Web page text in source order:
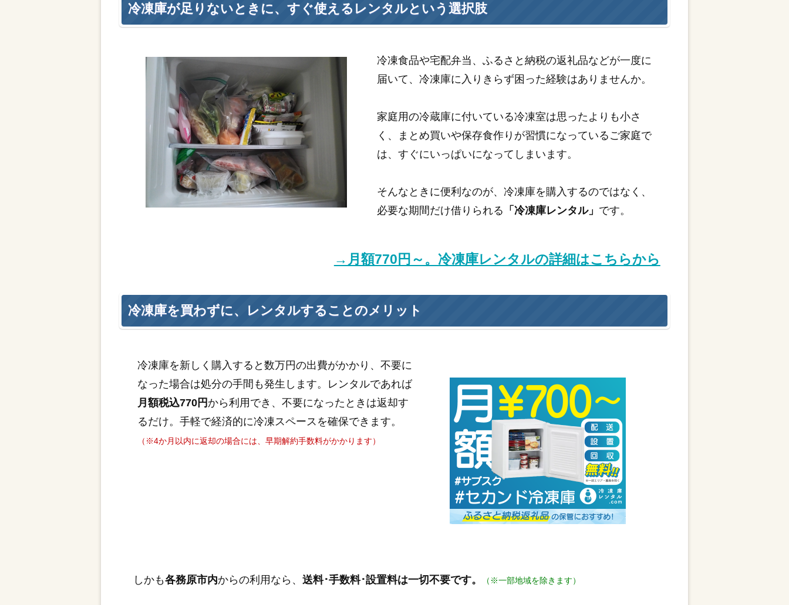
冷凍庫が足りないときに、すぐ使えるレンタルという選択肢
冷凍食品や宅配弁当、ふるさと納税の返礼品などが一度に
届いて、冷凍庫に入りきらず困った経験はありませんか。
家庭用の冷蔵庫に付いている冷凍室は思ったよりも小さ
く、まとめ買いや保存食作りが習慣になっているご家庭で
は、すぐにいっぱいになってしまいます。
そんなときに便利なのが、冷凍庫を購入するのではなく、
必要な期間だけ借りられる 「冷凍庫レンタル」 です。
→月額770円～。冷凍庫レンタルの詳細はこちらから
冷凍庫を買わずに、レンタルすることのメリット
冷凍庫を新しく購入すると数万円の出費がかかり、不要に
なった場合は処分の手間も発生します。レンタルであれば
月額税込770円から利用でき、不要になったときは返却す
るだけ。手軽で経済的に冷凍スペースを確保できます。
（※4か月以内に返却の場合には、早期解約手数料がかかります）
しかも各務原市内からの利用なら、送料･手数料･設置料は一切不要です。 （※一部地域を除きます）